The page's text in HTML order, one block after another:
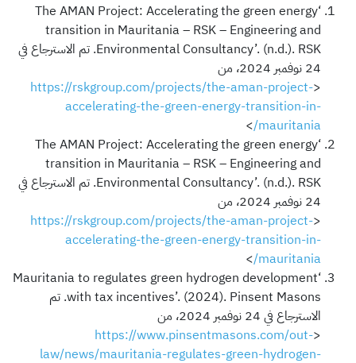
‘The AMAN Project: Accelerating the green energy
transition in Mauritania – RSK – Engineering and
Environmental Consultancy’. (n.d.). RSK. تم الاسترجاع في
24 نوفمبر 2024، من
<
https://rskgroup.com/projects/the-aman-project-
accelerating-the-green-energy-transition-in-
mauritania/
>
‘The AMAN Project: Accelerating the green energy
transition in Mauritania – RSK – Engineering and
Environmental Consultancy’. (n.d.). RSK. تم الاسترجاع في
24 نوفمبر 2024، من
<
https://rskgroup.com/projects/the-aman-project-
accelerating-the-green-energy-transition-in-
mauritania/
>
‘Mauritania to regulates green hydrogen development
with tax incentives’. (2024). Pinsent Masons. تم
الاسترجاع في 24 نوفمبر 2024، من
<
https://www.pinsentmasons.com/out-
law/news/mauritania-regulates-green-hydrogen-